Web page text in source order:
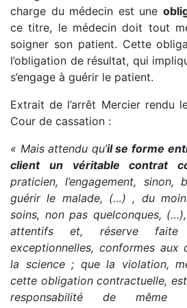
charge du médecin est une
ce titre, le médecin doit tout
soigner son patient. Cette
l’obligation de résultat, qui
s’engage à guérir le patient.
Extrait de l’arrêt Mercier rendu
Cour de cassation :
« Mais attendu qu’il se forme
client un véritable contrat
praticien, l’engagement, sinon,
guérir le malade, (…) , du
soins, non pas quelconques,
attentifs et, réserve faite
exceptionnelles, conformes aux
la science ; que la violation,
cette obligation contractuelle,
responsabilité de même